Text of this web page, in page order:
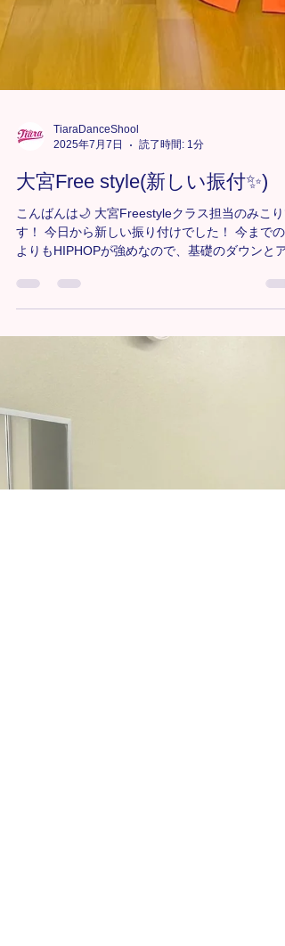
2025年7月7日
読了時間: 1分
す！ 今日から新しい振り付けでした！ 今までの